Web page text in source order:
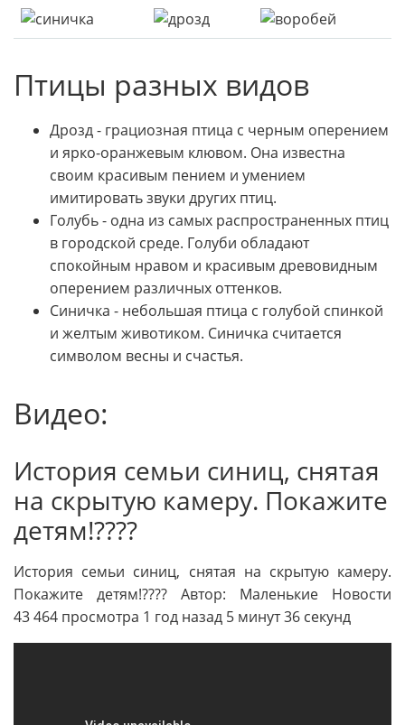
Птицы разных видов
Дрозд - грациозная птица с черным оперением
и ярко-оранжевым клювом. Она известна
своим красивым пением и умением
имитировать звуки других птиц.
Голубь - одна из самых распространенных птиц
в городской среде. Голуби обладают
спокойным нравом и красивым древовидным
оперением различных оттенков.
Синичка - небольшая птица с голубой спинкой
и желтым животиком. Синичка считается
символом весны и счастья.
Видео:
История семьи синиц, снятая
на скрытую камеру. Покажите
детям!????
История семьи синиц, снятая на скрытую камеру.
Покажите детям!???? Автор: Маленькие Новости
43 464 просмотра 1 год назад 5 минут 36 секунд